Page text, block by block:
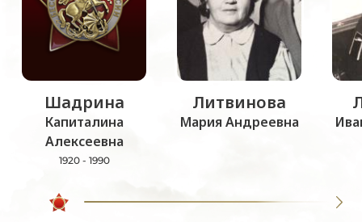
Шадрина
Капиталина
Алексеевна
1920 - 1990
Литвинова
Мария Андреевна